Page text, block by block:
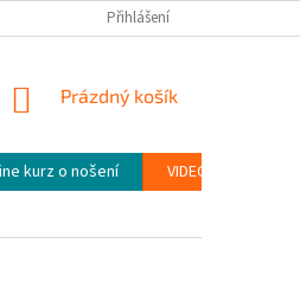
ÚDAJŮ (GDPR)
Přihlášení
NÁKUPNÍ
Prázdný košík
kurz o nošení
VIDEONÁVODY